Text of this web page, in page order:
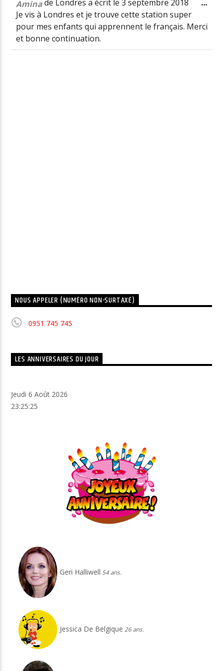
Amina de Londres a écrit le 3 septembre 2018
Je vis à Londres et je trouve cette station super
pour mes enfants qui apprennent le français. Merci
et bonne continuation.
...
NOUS APPELER (NUMÉRO NON-SURTAXÉ)
0951 745 745
LES ANNIVERSAIRES DU JOUR
Jeudi 6 Août 2026
23:25:26
Geri Halliwell 54 ans.
Jessica De Belgique 26 ans.